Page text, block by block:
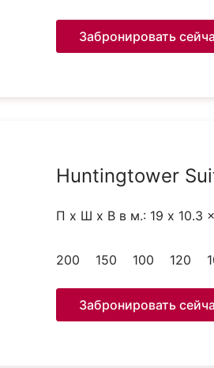
Забронировать
Huntingtower
П x Ш x В в м.: 19 x 10.3
200 150 100 120
Забронировать